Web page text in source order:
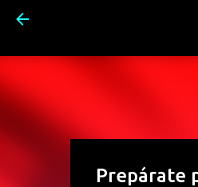
Prepárate